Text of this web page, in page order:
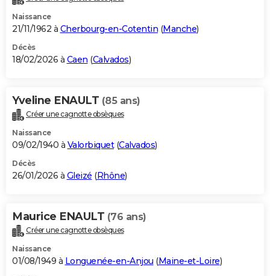
Naissance
21/11/1962 à Cherbourg-en-Cotentin (Manche)
Décès
18/02/2026 à Caen (Calvados)
Yveline ENAULT (85 ans)
Créer une cagnotte obsèques
Naissance
09/02/1940 à Valorbiquet(Calvados)
Décès
26/01/2026 à Gleizé (Rhône)
Maurice ENAULT (76 ans)
Créer une cagnotte obsèques
Naissance
01/08/1949 à Longuenée-en-Anjou (Maine-et-Loire)